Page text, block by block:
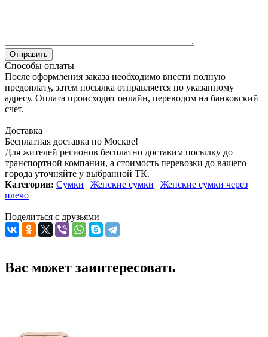
Способы оплаты
После оформления заказа необходимо внести полную
предоплату, затем посылка отправляется по указанному
адресу. Оплата происходит онлайн, переводом на банковский
счет.
Доставка
Бесплатная доставка по Москве!
Для жителей регионов бесплатно доставим посылку до
транспортной компании, а стоимость перевозки до вашего
города уточняйте у выбранной ТК.
Категории: Сумки | Женские сумки | Женские сумки через
плечо
Поделиться с друзьями
Вас может заинтересовать